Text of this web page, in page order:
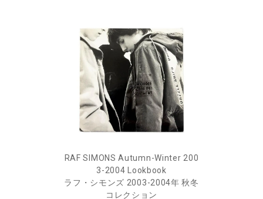
RAF SIMONS Autumn-Winter 200
3-2004 Lookbook
ラフ・シモンズ 2003-2004年 秋冬
コレクション